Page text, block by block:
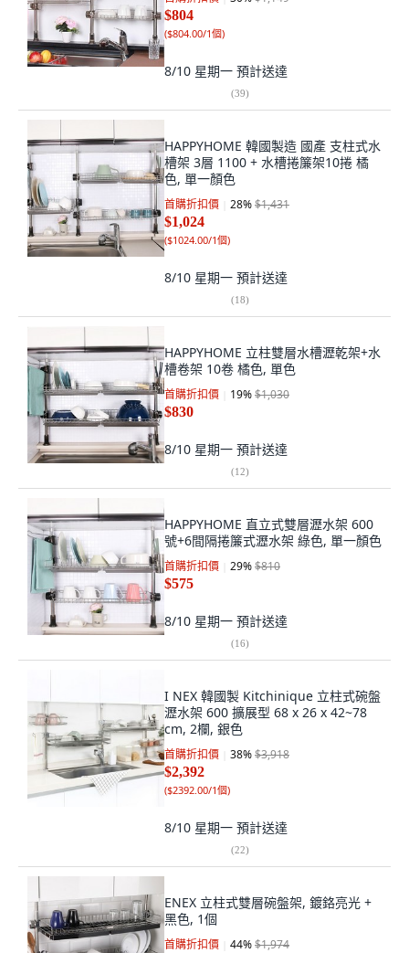
$804
($804.00/1個)
8/10 星期一 預計送達
(39)
HAPPYHOME 韓國製造 國產 支柱式水
槽架 3層 1100 + 水槽捲簾架10捲 橘
色, 單一顏色
首購折扣價 28%$1,431
$1,024
($1024.00/1個)
8/10 星期一 預計送達
(18)
HAPPYHOME 立柱雙層水槽瀝乾架+水
槽卷架 10卷 橘色, 單色
首購折扣價 19%$1,030
$830
8/10 星期一 預計送達
(12)
HAPPYHOME 直立式雙層瀝水架 600
號+6間隔捲簾式瀝水架 綠色, 單一顏色
首購折扣價 29%$810
$575
8/10 星期一 預計送達
(16)
I NEX 韓國製 Kitchinique 立柱式碗盤
瀝水架 600 擴展型 68 x 26 x 42~78
cm, 2欄, 銀色
首購折扣價 38%$3,918
$2,392
($2392.00/1個)
8/10 星期一 預計送達
(22)
ENEX 立柱式雙層碗盤架, 鍍鉻亮光 +
黑色, 1個
首購折扣價 44%$1,974